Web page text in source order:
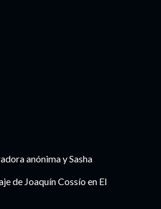
anónima y Sasha
de Joaquín Cossío en El